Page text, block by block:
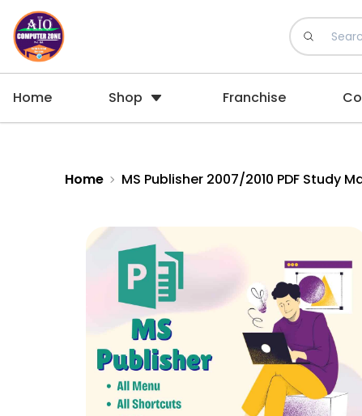
Home Shop Franchise
Home MS Publisher 2007/2010 PDF Study